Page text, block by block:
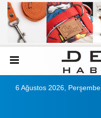
6 Ağustos 2026, Perşembe